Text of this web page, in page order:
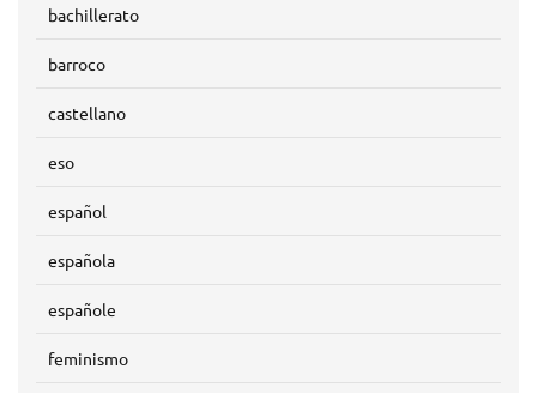
bachillerato
barroco
castellano
eso
español
española
españole
feminismo